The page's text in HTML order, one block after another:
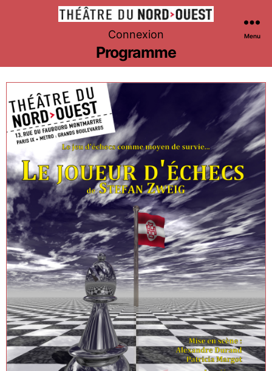
Théâtre
du
Nord-
Ouest
Connexion Menu
Programme